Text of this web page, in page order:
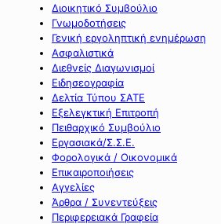
Διοικητικό Συμβούλιο
Γνωμοδοτήσεις
Γενική εργοληπτική ενημέρωση
Ασφαλιστικά
Διεθνείς Διαγωνισμοί
Ειδησεογραφία
Δελτία Τύπου ΣΑΤΕ
Εξελεγκτική Επιτροπή
Πειθαρχικό Συμβούλιο
Εργασιακά/Σ.Σ.Ε.
Φορολογικά / Οικονομικά
Επικαιροποιήσεις
Αγγελίες
Άρθρα / Συνεντεύξεις
Περιφερειακά Γραφεία